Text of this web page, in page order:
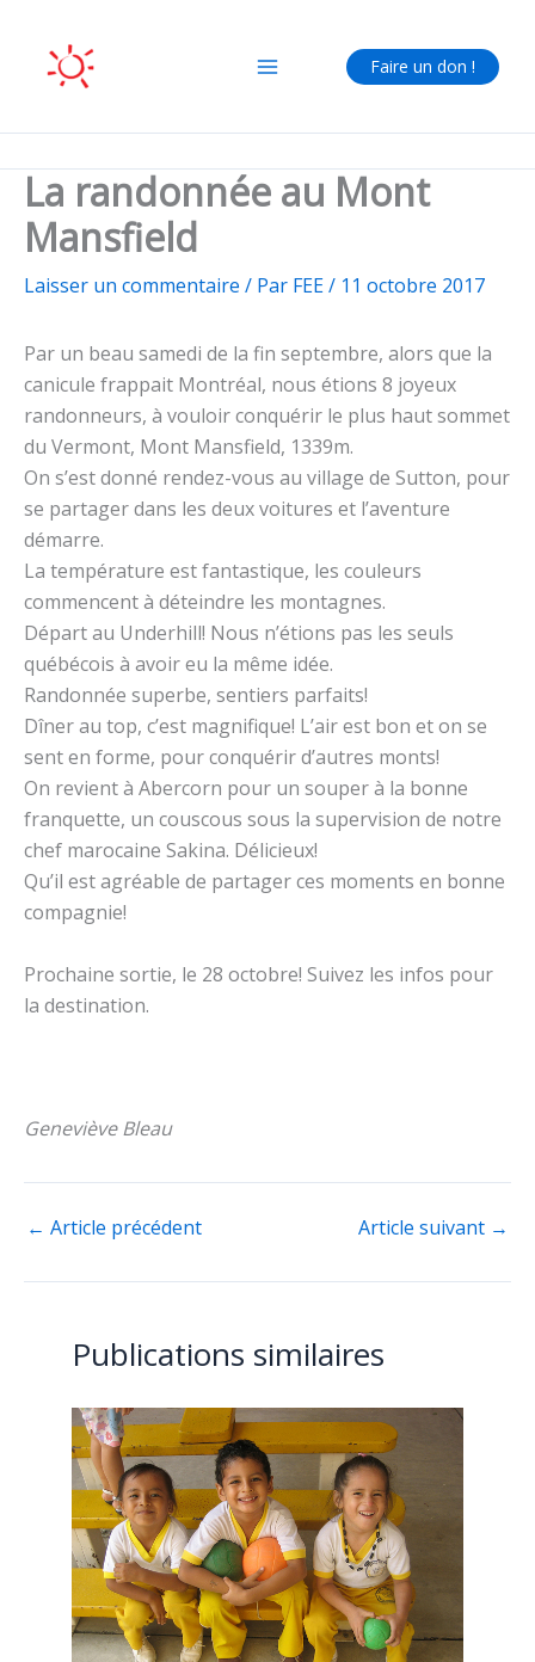
contenu
Faire un don !
La randonnée au Mont
Mansfield
Laisser un commentaire / Par FEE/ 11 octobre 2017
Par un beau samedi de la fin septembre, alors que la
canicule frappait Montréal, nous étions 8 joyeux
randonneurs, à vouloir conquérir le plus haut sommet
du Vermont, Mont Mansfield, 1339m.
On s’est donné rendez-vous au village de Sutton, pour
se partager dans les deux voitures et l’aventure
démarre.
La température est fantastique, les couleurs
commencent à déteindre les montagnes.
Départ au Underhill! Nous n’étions pas les seuls
québécois à avoir eu la même idée.
Randonnée superbe, sentiers parfaits!
Dîner au top, c’est magnifique! L’air est bon et on se
sent en forme, pour conquérir d’autres monts!
On revient à Abercorn pour un souper à la bonne
franquette, un couscous sous la supervision de notre
chef marocaine Sakina. Délicieux!
Qu’il est agréable de partager ces moments en bonne
compagnie!
Prochaine sortie, le 28 octobre! Suivez les infos pour
la destination.
Geneviève Bleau
← Article précédent Article suivant →
Publications similaires